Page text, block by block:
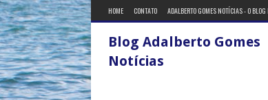
HOME CONTATO ADALBERTO GOMES NOTÍCIAS - O BLOG
Blog Adalberto Gomes
Notícias